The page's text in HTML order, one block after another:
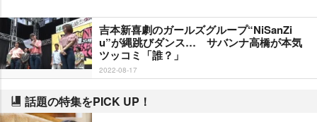
吉本新喜劇のガールズグループ“NiSanZi
u”が縄跳びダンス… サバンナ高橋が本気
ツッコミ「誰？」
2022-08-17
話題の特集をPICK UP！